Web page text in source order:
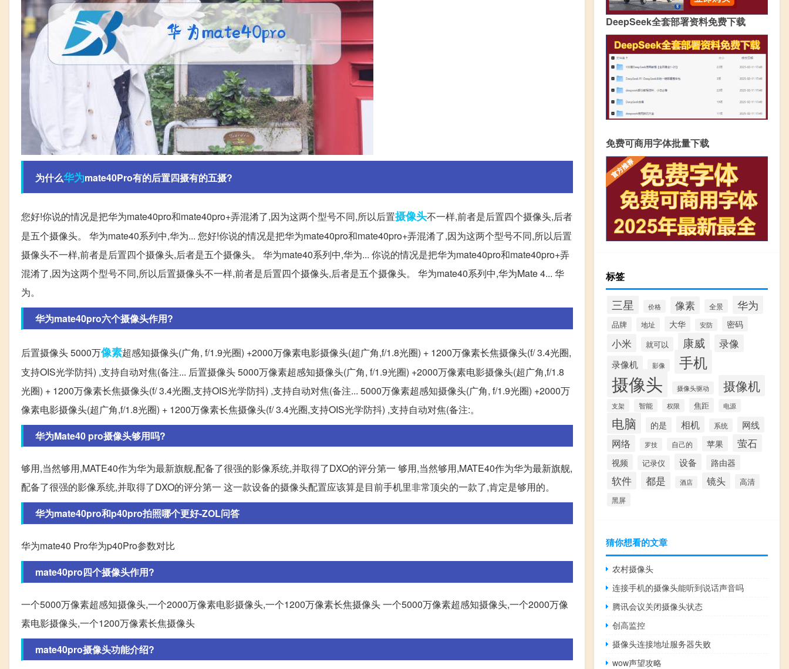
为什么华为mate40Pro有的后置四摄有的五摄?
您好!你说的情况是把华为mate40pro和mate40pro+弄混淆了,因为这两个型号不同,所以后置摄像头不一样,前者是后置四个摄像头,后者
是五个摄像头。 华为mate40系列中,华为... 您好!你说的情况是把华为mate40pro和mate40pro+弄混淆了,因为这两个型号不同,所以后置
摄像头不一样,前者是后置四个摄像头,后者是五个摄像头。 华为mate40系列中,华为... 你说的情况是把华为mate40pro和mate40pro+弄
混淆了,因为这两个型号不同,所以后置摄像头不一样,前者是后置四个摄像头,后者是五个摄像头。 华为mate40系列中,华为Mate 4... 华
为。
华为mate40pro六个摄像头作用?
后置摄像头 5000万像素超感知摄像头(广角, f/1.9光圈) +2000万像素电影摄像头(超广角,f/1.8光圈) + 1200万像素长焦摄像头(f/ 3.4光圈,
支持OIS光学防抖) ,支持自动对焦(备注... 后置摄像头 5000万像素超感知摄像头(广角, f/1.9光圈) +2000万像素电影摄像头(超广角,f/1.8
光圈) + 1200万像素长焦摄像头(f/ 3.4光圈,支持OIS光学防抖) ,支持自动对焦(备注... 5000万像素超感知摄像头(广角, f/1.9光圈) +2000万
像素电影摄像头(超广角,f/1.8光圈) + 1200万像素长焦摄像头(f/ 3.4光圈,支持OIS光学防抖) ,支持自动对焦(备注:。
华为Mate40 pro摄像头够用吗?
够用,当然够用,MATE40作为华为最新旗舰,配备了很强的影像系统,并取得了DXO的评分第一 够用,当然够用,MATE40作为华为最新旗舰,
配备了很强的影像系统,并取得了DXO的评分第一 这一款设备的摄像头配置应该算是目前手机里非常顶尖的一款了,肯定是够用的。
华为mate40pro和p40pro拍照哪个更好-ZOL问答
华为mate40 Pro华为p40Pro参数对比
mate40pro四个摄像头作用?
一个5000万像素超感知摄像头,一个2000万像素电影摄像头,一个1200万像素长焦摄像头 一个5000万像素超感知摄像头,一个2000万像
素电影摄像头,一个1200万像素长焦摄像头
mate40pro摄像头功能介绍?
DeepSeek全套部署资料免费下载
免费可商用字体批量下载
标签
三星 价格 像素 全景 华为
品牌 地址 大华 安防 密码
小米 就可以 康威 录像
录像机 影像 手机
摄像头 摄像头驱动 摄像机
支架 智能 权限 焦距 电源
电脑 的是 相机 系统 网线
网络 罗技 自己的 苹果 萤石
视频 记录仪 设备 路由器
软件 都是 酒店 镜头 高清
黑屏
猜你想看的文章
农村摄像头
连接手机的摄像头能听到说话声音吗
腾讯会议关闭摄像头状态
创高监控
摄像头连接地址服务器失败
wow声望攻略